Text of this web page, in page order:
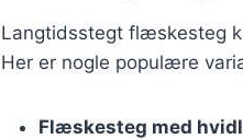
Langtidsstegt flæskesteg
Her er nogle populære
Flæskesteg med